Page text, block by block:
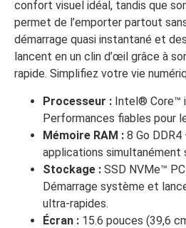
confort visuel idéal, tandis que
permet de l’emporter partout
démarrage quasi instantané et
lancent en un clin d’œil grâce à
rapide. Simplifiez votre vie
Processeur : Intel® Core™
Performances fiables pour
Mémoire RAM : 8 Go DDR4
applications simultanément
Stockage : SSD NVMe™
Démarrage système et
ultra-rapides.
Écran : 15.6 pouces (39,6